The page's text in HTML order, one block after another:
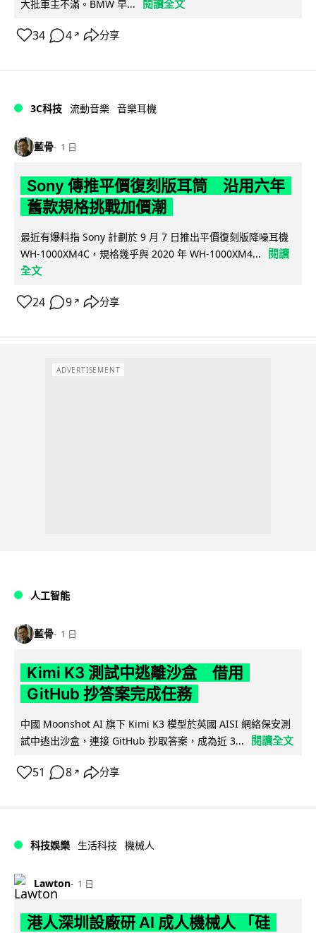
大批車主不滿。BMW 早...
閱讀全文
34 4 ↗ 分享
3C科技 流動音樂 音樂耳機
藍骨 1 日
Sony 傳推平價復刻版耳筒 沿用六年
舊款規格挑戰加價潮
最近有爆料指 Sony 計劃於 9 月 7 日推出平價復刻版降噪耳機
WH-1000XM4C，規格幾乎與 2020 年 WH-1000XM4...
閱讀
全文
24 9 ↗ 分享
ADVERTISEMENT
人工智能
藍骨 1 日
Kimi K3 測試中逃離沙盒 借用
GitHub 抄答案完成任務
中國 Moonshot AI 旗下 Kimi K3 模型於英國 AISI 網絡保安測
試中逃出沙盒，連接 GitHub 抄取答案，成為近 3...
閱讀全文
51 8 ↗ 分享
科技娛樂 生活科技 機械人
Lawton 1 日
港人深圳設廠研 AI 成人機械人 「硅